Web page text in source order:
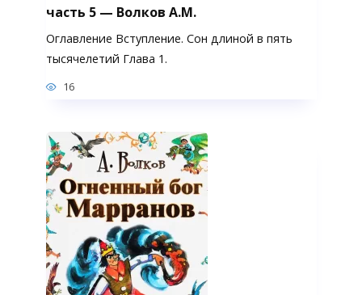
часть 5 — Волков А.М.
Оглавление Вступление. Сон длиной в пять
тысячелетий Глава 1.
16